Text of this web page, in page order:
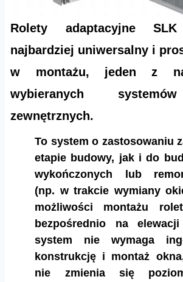
Rolety adaptacyjne
najbardziej uniwersalny i
w montażu, jeden z
wybieranych
zewnętrznych.
To system o zastosowaniu
etapie budowy, jak i do
wykończonych lub
(np. w trakcie wymiany
możliwości montażu
bezpośrednio na
system nie wymaga
konstrukcję i montaż
nie zmienia się